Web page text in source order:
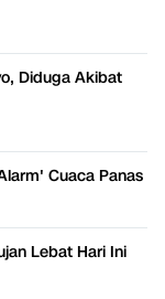
Diduga Akibat
Cuaca Panas
Lebat Hari Ini